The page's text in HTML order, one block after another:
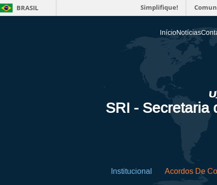
BRASIL Simplifique!
InícioNotícias
SRI - Secretaria
Institucional Acordos De